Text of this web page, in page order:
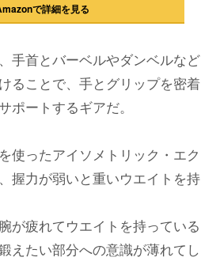
で詳細を見る
手首とバーベルやダンベルなど
ることで、手とグリップを密着
ポートするギアだ。
使ったアイソメトリック・エク
握力が弱いと重いウエイトを持
が疲れてウエイトを持っている
えたい部分への意識が薄れてし